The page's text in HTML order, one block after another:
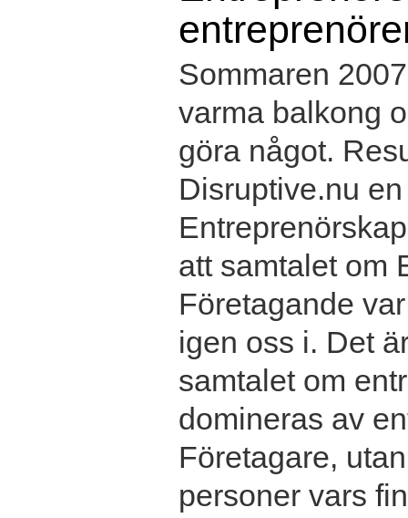
Sommaren
varma balkong
göra något.
Disruptive.nu
att samtalet om
Företagande
igen oss i. Det
samtalet om
domineras av
Företagare,
personer vars